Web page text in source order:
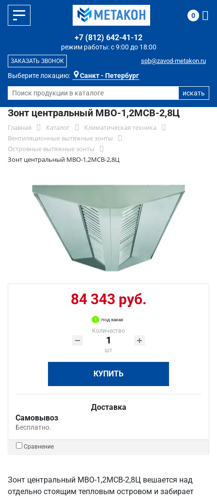
Выберите локацию: Санкт - Петербург
режим работы: с 9:00 до 18:00
+7 (812) 642-41-12
spb@zavod-metakon.ru
ЗАКАЗАТЬ ЗВОНОК
0
Зонт центральный МВО-1,2МСВ-2,8Ц
Главная Каталог
Климатическая техника
Вентиляционные вытяжные зонты
Островные вытяжные зонты
Зонт центральный МВО-1,2МСВ-2,8Ц
84 343 руб.
под заказ
Количество
шт
КУПИТЬ
Доставка
Самовывоз
Бесплатно.
Сравнение
Зонт центральный МВО-1,2МСВ-2,8Ц вешается над
отдельно стоящим тепловым островом и забирает